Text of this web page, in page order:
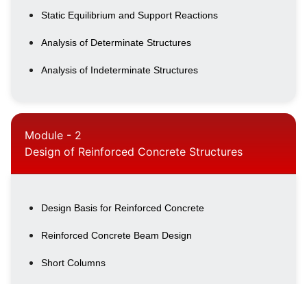
Static Equilibrium and Support Reactions
Analysis of Determinate Structures
Analysis of Indeterminate Structures
Module - 2
Design of Reinforced Concrete Structures
Design Basis for Reinforced Concrete
Reinforced Concrete Beam Design
Short Columns